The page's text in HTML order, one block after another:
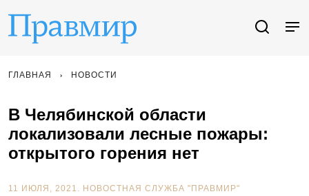
ГЛАВНАЯ НОВОСТИ
В Челябинской области
локализовали лесные пожары:
открытого горения нет
11 ИЮЛЯ, 2021. НОВОСТНАЯ СЛУЖБА "ПРАВМИР"